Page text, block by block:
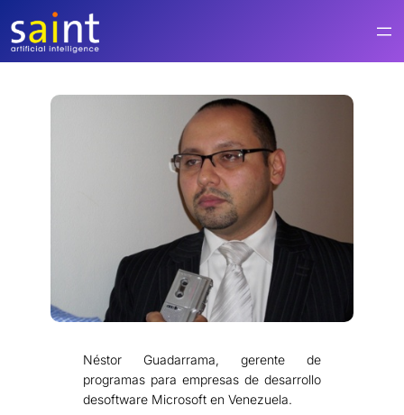
contenido
Néstor Guadarrama, gerente de
programas para empresas de desarrollo
desoftware Microsoft en Venezuela.